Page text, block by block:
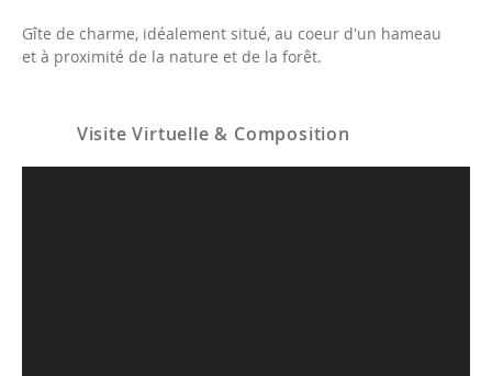
Gîte de charme, idéalement situé, au coeur d'un hameau
et à proximité de la nature et de la forêt.
Visite Virtuelle & Composition